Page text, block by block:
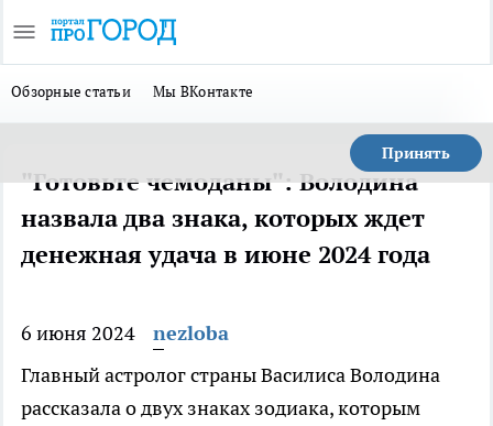
Обзорные статьи Мы ВКонтакте
Принять
"Готовьте чемоданы": Володина
назвала два знака, которых ждет
денежная удача в июне 2024 года
6 июня 2024
nezloba
Главный астролог страны Василиса Володина
рассказала о двух знаках зодиака, которым